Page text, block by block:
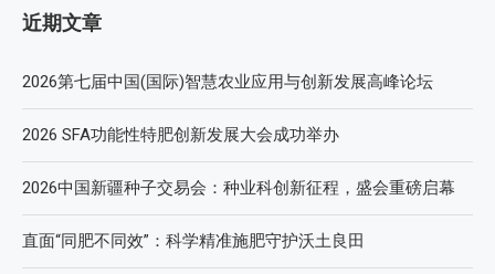
近期文章
2026第七届中国(国际)智慧农业应用与创新发展高峰论坛
2026 SFA功能性特肥创新发展大会成功举办
2026中国新疆种子交易会：种业科创新征程，盛会重磅启幕
直面“同肥不同效”：科学精准施肥守护沃土良田